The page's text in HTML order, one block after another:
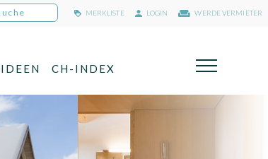
MERKLISTE LOGIN WERDE VERMIETER
CH-INDEX